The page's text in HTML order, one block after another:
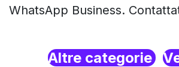
WhatsApp Business.
Altre categorie